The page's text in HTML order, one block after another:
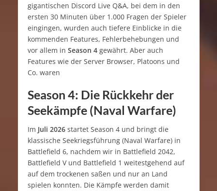
gigantischen Discord Live Q&A, bei dem in den
ersten 30 Minuten über 1.000 Fragen der Spieler
eingingen, wurden auch tiefere Einblicke in die
kommenden Features, Fehlerbehebungen und
vor allem in Season 4gewährt. Aber auch
Features wie der Server Browser, Platoons und
Co. waren
Season 4: Die Rückkehr der
Seekämpfe (Naval Warfare)
Im Juli 2026startet Season 4 und bringt die
klassische Seekriegsführung (Naval Warfare) in
Battlefield 6, nachdem wir in Battlefield 2042,
Battlefield V und Battlefield 1 weitestgehend auf
auf dem trockenen saßen und nur an Land
spielen konnten. Die Kämpfe werden damit